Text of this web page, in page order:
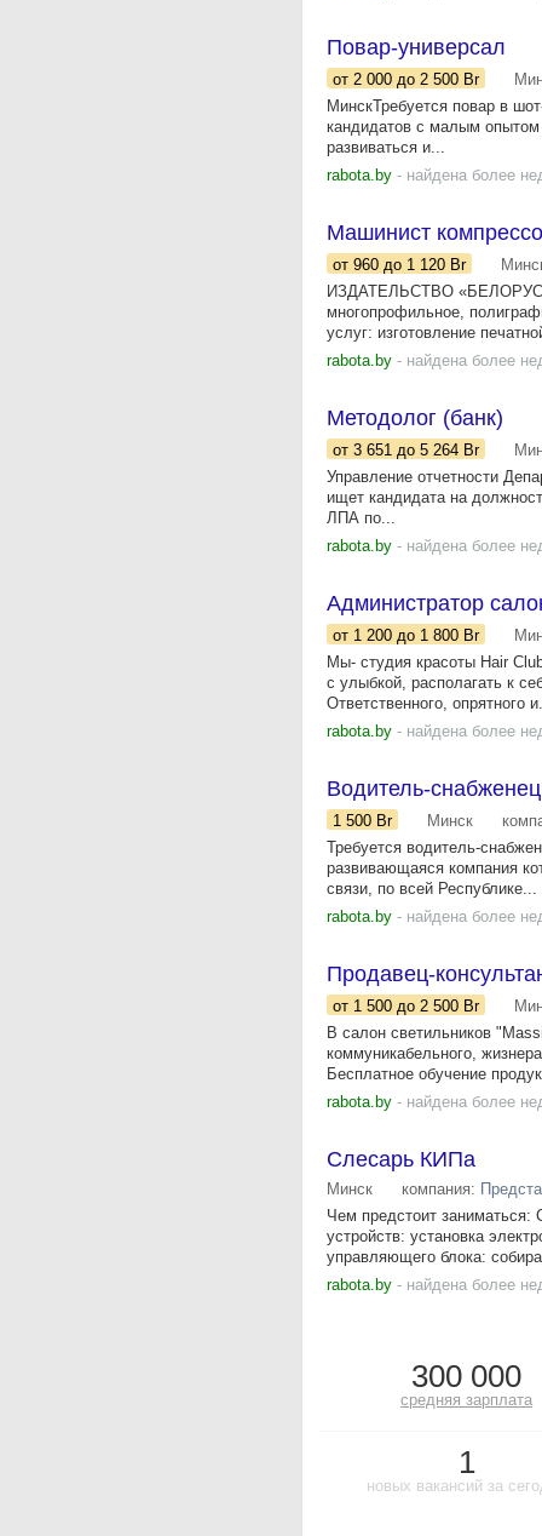
Повар-универсал
от 2 000 до 2 500 Br
МинскТребуется повар в
кандидатов с малым
развиваться и...
rabota.by - найдена более
Машинист
от 960 до 1 120 Br
ИЗДАТЕЛЬСТВО
многопрофильное,
услуг: изготовление
rabota.by - найдена более
Методолог (банк)
от 3 651 до 5 264 Br
Управление отчетности
ищет кандидата на
ЛПА по...
rabota.by - найдена более
Администратор
от 1 200 до 1 800 Br
Мы- студия красоты Hair
с улыбкой, располагать к
Ответственного, опрятного
rabota.by - найдена более
Водитель-снабженец
1 500 Br Минск
Требуется водитель-
развивающаяся компания
связи, по всей Республике...
rabota.by - найдена более
Продавец-
от 1 500 до 2 500 Br
В салон светильников
коммуникабельного,
Бесплатное обучение
rabota.by - найдена более
Слесарь КИПа
Минск компания:
Чем предстоит заниматься:
устройств: установка
управляющего блока:
rabota.by - найдена более
300 000
средняя зарплата
1
новых вакансий за